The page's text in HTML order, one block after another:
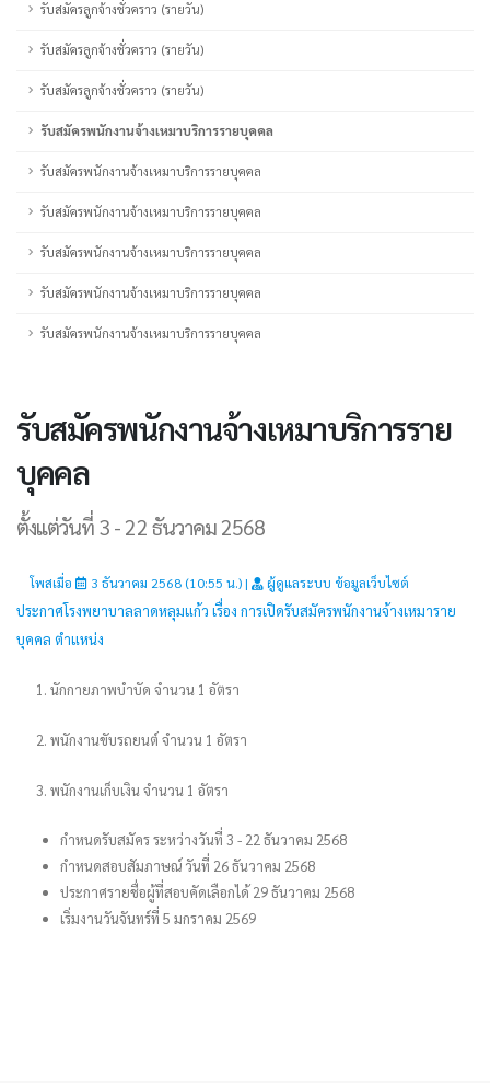
รับสมัครลูกจ้างชั่วคราว (รายวัน)
รับสมัครลูกจ้างชั่วคราว (รายวัน)
รับสมัครลูกจ้างชั่วคราว (รายวัน)
รับสมัครพนักงานจ้างเหมาบริการรายบุคคล
รับสมัครพนักงานจ้างเหมาบริการรายบุคคล
รับสมัครพนักงานจ้างเหมาบริการรายบุคคล
รับสมัครพนักงานจ้างเหมาบริการรายบุคคล
รับสมัครพนักงานจ้างเหมาบริการรายบุคคล
รับสมัครพนักงานจ้างเหมาบริการรายบุคคล
รับสมัครพนักงานจ้างเหมาบริการราย
บุคคล
ตั้งแต่วันที่ 3 - 22 ธันวาคม 2568
โพสเมื่อ 3 ธันวาคม 2568 (10:55 น.) | ผู้ดูแลระบบ ข้อมูลเว็บไซต์
ประกาศโรงพยาบาลลาดหลุมแก้ว เรื่อง การเปิดรับสมัครพนักงานจ้างเหมาราย
บุคคล ตำแหน่ง
1. นักกายภาพบำบัด จำนวน 1 อัตรา
2. พนักงานขับรถยนต์ จำนวน 1 อัตรา
3. พนักงานเก็บเงิน จำนวน 1 อัตรา
กำหนดรับสมัคร ระหว่างวันที่ 3 - 22 ธันวาคม 2568
กำหนดสอบสัมภาษณ์ วันที่ 26 ธันวาคม 2568
ประกาศรายชื่อผู้ที่สอบคัดเลือกได้ 29 ธันวาคม 2568
เริ่มงานวันจันทร์ที่ 5 มกราคม 2569